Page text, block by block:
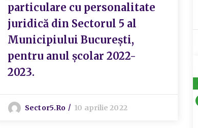
particulare cu personalitate
juridică din Sectorul 5 al
Municipiului București,
pentru anul școlar 2022-
2023.
Sector5.ro 10 aprilie 2022